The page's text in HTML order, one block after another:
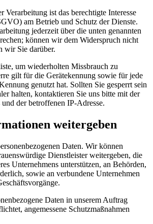
Verarbeitung ist das berechtigte Interesse
am Betrieb und Schutz der Dienste.
jederzeit über die unten genannten
können wir dem Widerspruch nicht
wir Sie darüber.
um wiederholten Missbrauch zu
gilt für die Gerätekennung sowie für jede
genutzt hat. Sollten Sie gesperrt sein
halten, kontaktieren Sie uns bitte mit der
der betroffenen IP-Adresse.
weitergeben
Daten. Wir können
Dienstleister weitergeben, die
Unternehmens unterstützen, an Behörden,
sowie an verbundene Unternehmen
Daten in unserem Auftrag
angemessene Schutzmaßnahmen